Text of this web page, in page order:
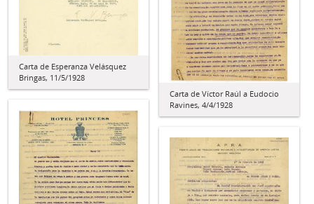
Carta de Esperanza Velásquez
Bringas, 11/5/1928
Carta de Víctor Raúl a Eudocio
Ravines, 4/4/1928